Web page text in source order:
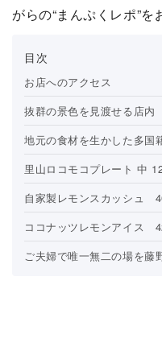
がらの“まんぷくレポ”を
お店へのアクセス
抜群の景色を見渡せる店内
地元の食材を生かした多国
里山ロコモコプレート 中
自家製レモンスカッシュ
ココナッツレモンアイス
ご夫婦で唯一無二の場を藤